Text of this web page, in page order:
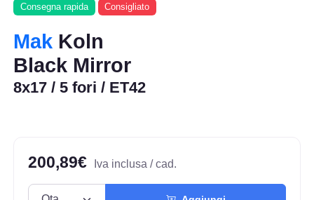
Consegna rapida Consigliato
Mak Koln
Black Mirror
8x17 / 5 fori / ET42
200,89€ Iva inclusa / cad.